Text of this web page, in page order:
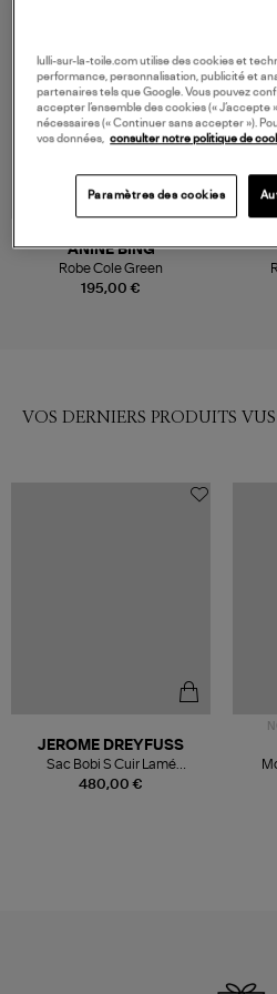
195,00 €
ANINE BING
Robe Cole Green
VOS DERNIERS PRODUITS VUS
480,00 €
JEROME DREYFUSS
Sac Bobi S Cuir Lamé
Champagne
lulli-sur-la-toile.com utilise des cookies et
performance, personnalisation, publicité et
partenaires tels que Google. Vous pouvez
accepter l’ensemble des cookies («
nécessaires (« Continuer sans accepter »).
vos données,
consulter notre politique de
Paramètres des cookies